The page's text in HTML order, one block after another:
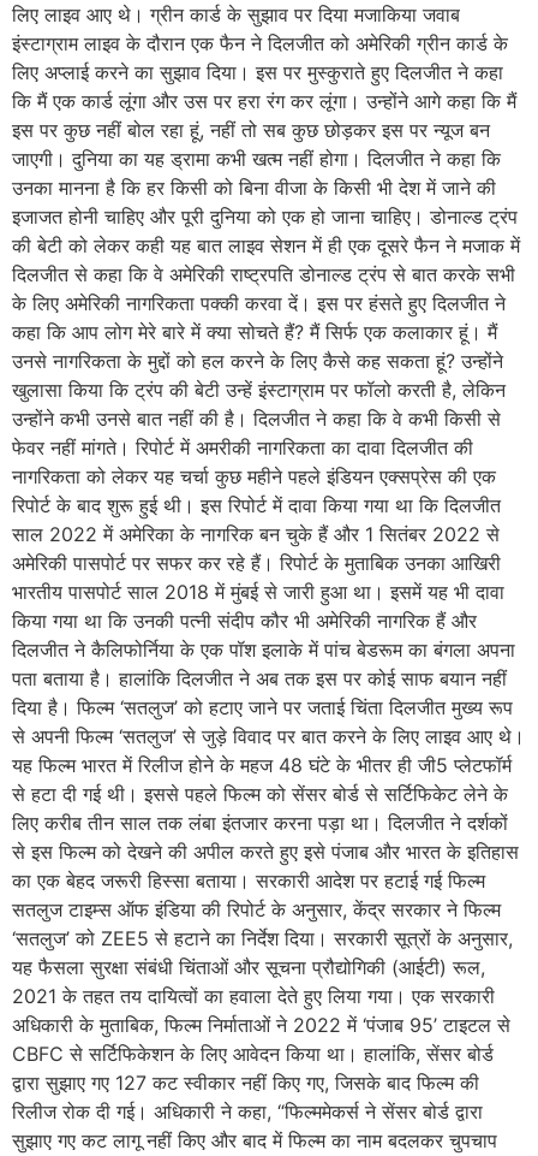
लिए लाइव आए थे। ग्रीन कार्ड के सुझाव पर दिया मजाकिया जवाब
इंस्टाग्राम लाइव के दौरान एक फैन ने दिलजीत को अमेरिकी ग्रीन कार्ड के
लिए अप्लाई करने का सुझाव दिया। इस पर मुस्कुराते हुए दिलजीत ने कहा
कि मैं एक कार्ड लूंगा और उस पर हरा रंग कर लूंगा। उन्होंने आगे कहा कि मैं
इस पर कुछ नहीं बोल रहा हूं, नहीं तो सब कुछ छोड़कर इस पर न्यूज बन
जाएगी। दुनिया का यह ड्रामा कभी खत्म नहीं होगा। दिलजीत ने कहा कि
उनका मानना है कि हर किसी को बिना वीजा के किसी भी देश में जाने की
इजाजत होनी चाहिए और पूरी दुनिया को एक हो जाना चाहिए। डोनाल्ड ट्रंप
की बेटी को लेकर कही यह बात लाइव सेशन में ही एक दूसरे फैन ने मजाक में
दिलजीत से कहा कि वे अमेरिकी राष्ट्रपति डोनाल्ड ट्रंप से बात करके सभी
के लिए अमेरिकी नागरिकता पक्की करवा दें। इस पर हंसते हुए दिलजीत ने
कहा कि आप लोग मेरे बारे में क्या सोचते हैं? मैं सिर्फ एक कलाकार हूं। मैं
उनसे नागरिकता के मुद्दों को हल करने के लिए कैसे कह सकता हूं? उन्होंने
खुलासा किया कि ट्रंप की बेटी उन्हें इंस्टाग्राम पर फॉलो करती है, लेकिन
उन्होंने कभी उनसे बात नहीं की है। दिलजीत ने कहा कि वे कभी किसी से
फेवर नहीं मांगते। रिपोर्ट में अमरीकी नागरिकता का दावा दिलजीत की
नागरिकता को लेकर यह चर्चा कुछ महीने पहले इंडियन एक्सप्रेस की एक
रिपोर्ट के बाद शुरू हुई थी। इस रिपोर्ट में दावा किया गया था कि दिलजीत
साल 2022 में अमेरिका के नागरिक बन चुके हैं और 1 सितंबर 2022 से
अमेरिकी पासपोर्ट पर सफर कर रहे हैं। रिपोर्ट के मुताबिक उनका आखिरी
भारतीय पासपोर्ट साल 2018 में मुंबई से जारी हुआ था। इसमें यह भी दावा
किया गया था कि उनकी पत्नी संदीप कौर भी अमेरिकी नागरिक हैं और
दिलजीत ने कैलिफोर्निया के एक पॉश इलाके में पांच बेडरूम का बंगला अपना
पता बताया है। हालांकि दिलजीत ने अब तक इस पर कोई साफ बयान नहीं
दिया है। फिल्म ‘सतलुज’ को हटाए जाने पर जताई चिंता दिलजीत मुख्य रूप
से अपनी फिल्म ‘सतलुज’ से जुड़े विवाद पर बात करने के लिए लाइव आए थे।
यह फिल्म भारत में रिलीज होने के महज 48 घंटे के भीतर ही जी5 प्लेटफॉर्म
से हटा दी गई थी। इससे पहले फिल्म को सेंसर बोर्ड से सर्टिफिकेट लेने के
लिए करीब तीन साल तक लंबा इंतजार करना पड़ा था। दिलजीत ने दर्शकों
से इस फिल्म को देखने की अपील करते हुए इसे पंजाब और भारत के इतिहास
का एक बेहद जरूरी हिस्सा बताया। सरकारी आदेश पर हटाई गई फिल्म
सतलुज टाइम्स ऑफ इंडिया की रिपोर्ट के अनुसार, केंद्र सरकार ने फिल्म
‘सतलुज’ को ZEE5 से हटाने का निर्देश दिया। सरकारी सूत्रों के अनुसार,
यह फैसला सुरक्षा संबंधी चिंताओं और सूचना प्रौद्योगिकी (आईटी) रूल,
2021 के तहत तय दायित्वों का हवाला देते हुए लिया गया। एक सरकारी
अधिकारी के मुताबिक, फिल्म निर्माताओं ने 2022 में ‘पंजाब 95’ टाइटल से
CBFC से सर्टिफिकेशन के लिए आवेदन किया था। हालांकि, सेंसर बोर्ड
द्वारा सुझाए गए 127 कट स्वीकार नहीं किए गए, जिसके बाद फिल्म की
रिलीज रोक दी गई। अधिकारी ने कहा, “फिल्ममेकर्स ने सेंसर बोर्ड द्वारा
सुझाए गए कट लागू नहीं किए और बाद में फिल्म का नाम बदलकर चुपचाप